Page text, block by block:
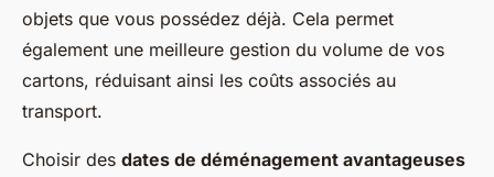
objets que vous possédez déjà. Cela permet
également une meilleure gestion du volume de vos
cartons, réduisant ainsi les coûts associés au
transport.
Choisir des dates de déménagement avantageuses